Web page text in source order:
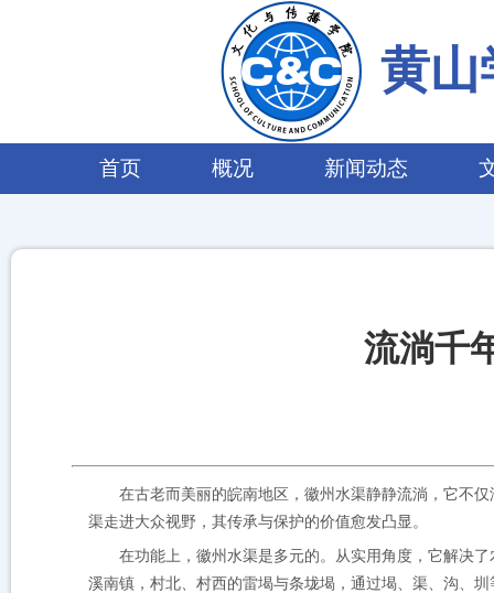
黄山
首页 概况 新闻动态
流淌千
在古老而美丽的皖南地区 ，徽州水渠静静流淌，它不
渠走进大众视野，其传承与保护的价值愈发凸显。
在功能上， 徽州水渠是多元的。 从实用角度， 它解决了
溪南镇，村北、村西的雷堨与条垅堨，通过堨、渠、沟、